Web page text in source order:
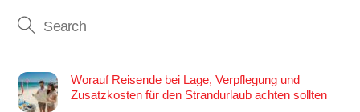
Worauf Reisende bei Lage, Verpflegung und
Zusatzkosten für den Strandurlaub achten sollten